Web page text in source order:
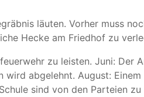
läuten. Vorher muss
Hecke am Friedhof zu
zu leisten. Juni: Der
abgelehnt. August:
sind von den Parteien